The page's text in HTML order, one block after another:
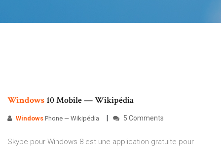
Windows 10 Mobile — Wikipédia
Windows Phone — Wikipédia 5 Comments
Skype pour Windows 8 est une application gratuite pour